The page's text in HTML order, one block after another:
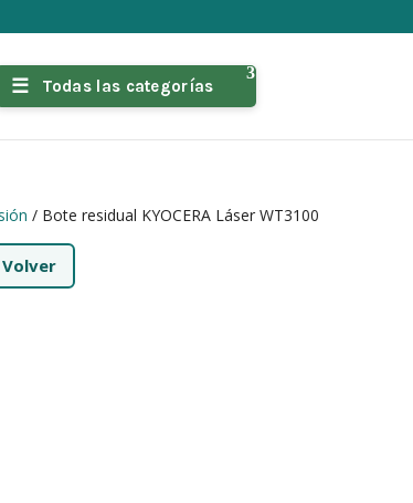
Todas las categorías
/ Bote residual KYOCERA Láser WT3100
Volver